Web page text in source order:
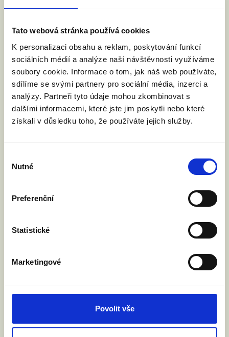
Tato webová stránka používá cookies
K personalizaci obsahu a reklam, poskytování funkcí
sociálních médií a analýze naší návštěvnosti využíváme
soubory cookie. Informace o tom, jak náš web používáte,
sdílíme se svými partnery pro sociální média, inzerci a
analýzy. Partneři tyto údaje mohou zkombinovat s
dalšími informacemi, které jste jim poskytli nebo které
získali v důsledku toho, že používáte jejich služby.
souhlasu
Nutné
Preferenční
Statistické
Marketingové
Povolit vše